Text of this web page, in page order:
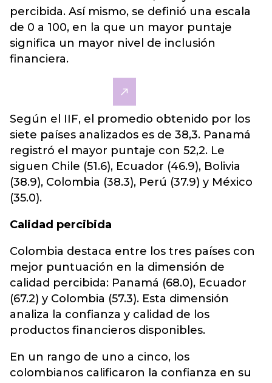
percibida. Así mismo, se definió una escala
de 0 a 100, en la que un mayor puntaje
significa un mayor nivel de inclusión
financiera.
Según el IIF, el promedio obtenido por los
siete países analizados es de 38,3. Panamá
registró el mayor puntaje con 52,2. Le
siguen Chile (51.6), Ecuador (46.9), Bolivia
(38.9), Colombia (38.3), Perú (37.9) y México
(35.0).
Calidad percibida
Colombia destaca entre los tres países con
mejor puntuación en la dimensión de
calidad percibida: Panamá (68.0), Ecuador
(67.2) y Colombia (57.3). Esta dimensión
analiza la confianza y calidad de los
productos financieros disponibles.
En un rango de uno a cinco, los
colombianos calificaron la confianza en su